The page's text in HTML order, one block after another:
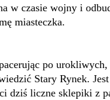
w czasie wojny i
miasteczka.
po urokliwych,
Stary Rynek.
dziś liczne sklepiki z